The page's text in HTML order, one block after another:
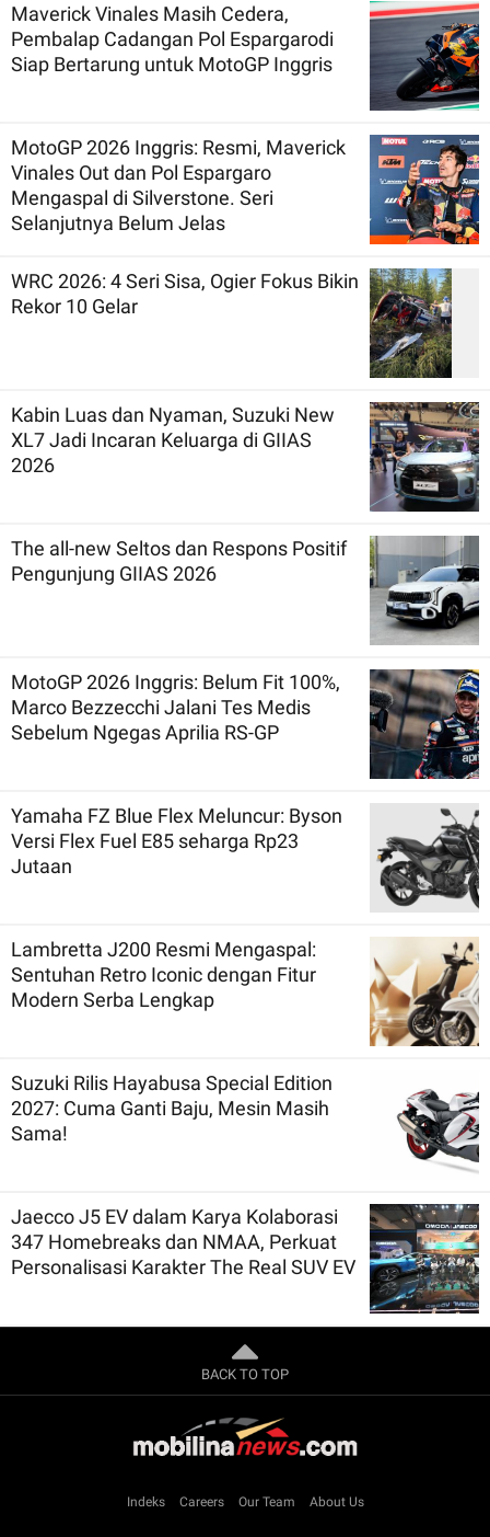
Maverick Vinales Masih Cedera,
Pembalap Cadangan Pol Espargarodi
Siap Bertarung untuk MotoGP Inggris
MotoGP 2026 Inggris: Resmi, Maverick
Vinales Out dan Pol Espargaro
Mengaspal di Silverstone. Seri
Selanjutnya Belum Jelas
WRC 2026: 4 Seri Sisa, Ogier Fokus Bikin
Rekor 10 Gelar
Kabin Luas dan Nyaman, Suzuki New
XL7 Jadi Incaran Keluarga di GIIAS
2026
The all-new Seltos dan Respons Positif
Pengunjung GIIAS 2026
MotoGP 2026 Inggris: Belum Fit 100%,
Marco Bezzecchi Jalani Tes Medis
Sebelum Ngegas Aprilia RS-GP
Yamaha FZ Blue Flex Meluncur: Byson
Versi Flex Fuel E85 seharga Rp23
Jutaan
Lambretta J200 Resmi Mengaspal:
Sentuhan Retro Iconic dengan Fitur
Modern Serba Lengkap
Suzuki Rilis Hayabusa Special Edition
2027: Cuma Ganti Baju, Mesin Masih
Sama!
Jaecco J5 EV dalam Karya Kolaborasi
347 Homebreaks dan NMAA, Perkuat
Personalisasi Karakter The Real SUV EV
BACK TO TOP
Indeks Careers Our Team About Us